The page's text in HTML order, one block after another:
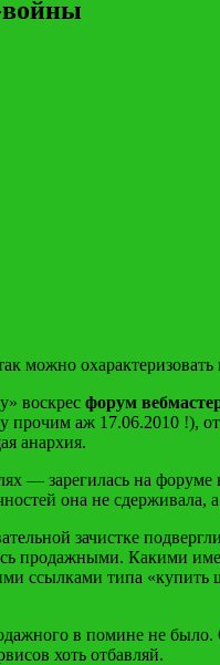
охарактеризовать
воскрес форум
аж 17.06.2010 !),
анархия.
— зарегилась на
она не
зачистке
продажными. Какими
ссылками типа
в помине не
хоть отбавляй.